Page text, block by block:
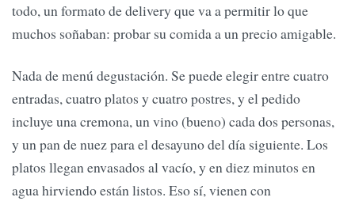
todo, un formato de delivery que va a permitir lo que
muchos soñaban: probar su comida a un precio amigable.
Nada de menú degustación. Se puede elegir entre cuatro
entradas, cuatro platos y cuatro postres, y el pedido
incluye una cremona, un vino (bueno) cada dos personas,
y un pan de nuez para el desayuno del día siguiente. Los
platos llegan envasados al vacío, y en diez minutos en
agua hirviendo están listos. Eso sí, vienen con